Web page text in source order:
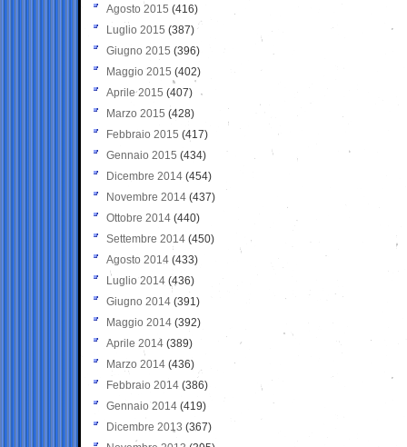
Agosto 2015 (416)
Luglio 2015 (387)
Giugno 2015 (396)
Maggio 2015 (402)
Aprile 2015 (407)
Marzo 2015 (428)
Febbraio 2015 (417)
Gennaio 2015 (434)
Dicembre 2014 (454)
Novembre 2014 (437)
Ottobre 2014 (440)
Settembre 2014 (450)
Agosto 2014 (433)
Luglio 2014 (436)
Giugno 2014 (391)
Maggio 2014 (392)
Aprile 2014 (389)
Marzo 2014 (436)
Febbraio 2014 (386)
Gennaio 2014 (419)
Dicembre 2013 (367)